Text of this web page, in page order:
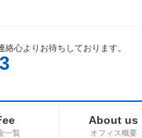
心よりお待ちしております。
一覧
About us
オフィス概要